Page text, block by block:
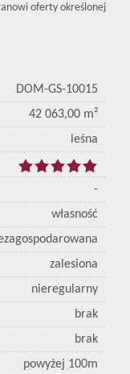
oferty określonej
DOM-GS-10015
42 063,00 m²
leśna
-
własność
zalesiona
nieregularny
brak
brak
powyżej 100m